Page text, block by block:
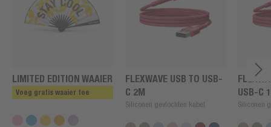
LIMITED EDITION WAAIER
Voeg gratis waaier toe
FLEXWAVE USB TO USB-
C 2M
Siliconen gevlochten kabel
USB-C
Siliconen